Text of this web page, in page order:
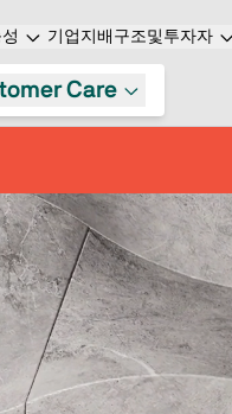
기업지배구조및투자자
Care